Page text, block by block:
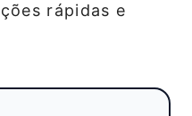
rápidas e